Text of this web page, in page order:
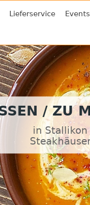
Lieferservice Events
/ ZU
in Stallikon